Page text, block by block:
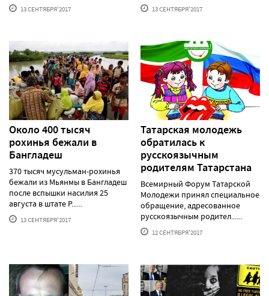
13 СЕНТЯБРЯ'2017 13 СЕНТЯБРЯ'2017
Около 400 тысяч
рохинья бежали в
Бангладеш
370 тысяч мусульман-рохинья
бежали из Мьянмы в Бангладеш
после вспышки насилия 25
августа в штате Р......
13 СЕНТЯБРЯ'2017
Татарская молодежь
обратилась к
русскоязычным
родителям Татарстана
Всемирный Форум Татарской
Молодежи принял специальное
обращение, адресованное
русскоязычным родител......
12 СЕНТЯБРЯ'2017